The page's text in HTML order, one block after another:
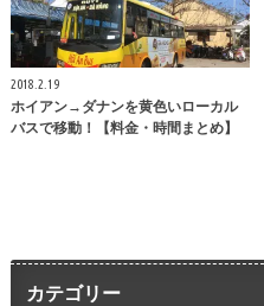
2018.2.19
ホイアン→ダナンを黄色いローカル
バスで移動！【料金・時間まとめ】
カテゴリー